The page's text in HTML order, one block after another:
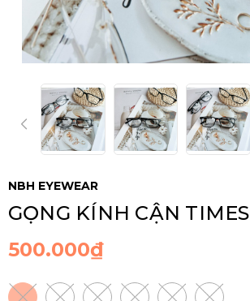
NBH EYEWEAR
GỌNG KÍNH CẬN TIMES
500.000₫